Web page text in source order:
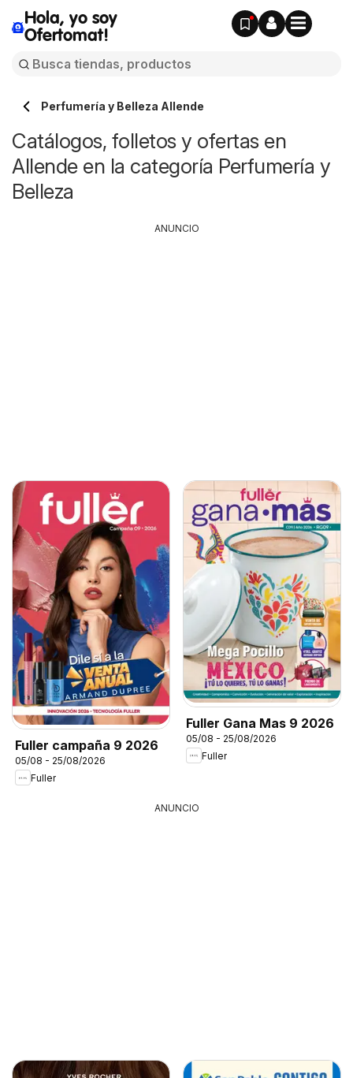
Hola, yo soy
Ofertomat!
Perfumería y Belleza Allende
Catálogos, folletos y ofertas en
Allende en la categoría Perfumería y
Belleza
Fuller campaña 9 2026
05/08 - 25/08/2026
Fuller
Fuller Gana Mas 9 2026
05/08 - 25/08/2026
Fuller
ANUNCIO
ANUNCIO